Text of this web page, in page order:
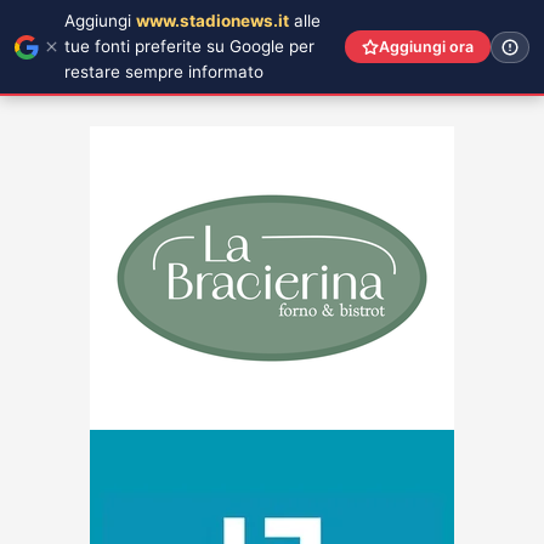
Aggiungi www.stadionews.it alle
tue fonti preferite su Google per
restare sempre informato
Aggiungi ora